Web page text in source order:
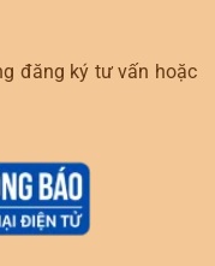
đăng ký tư vấn hoặc